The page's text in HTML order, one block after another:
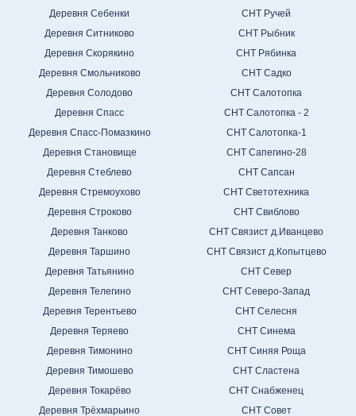
Деревня Себенки
Деревня Ситниково
Деревня Скорякино
Деревня Смольниково
Деревня Солодово
Деревня Спасс
Деревня Спасс-Помазкино
Деревня Становище
Деревня Стеблево
Деревня Стремоухово
Деревня Строково
Деревня Танково
Деревня Таршино
Деревня Татьянино
Деревня Телегино
Деревня Терентьево
Деревня Теряево
Деревня Тимонино
Деревня Тимошево
Деревня Токарёво
Деревня Трёхмарьино
СНТ Ручей
СНТ Рыбник
СНТ Рябинка
СНТ Садко
СНТ Салотопка
СНТ Салотопка - 2
СНТ Салотопка-1
СНТ Сапегино-28
СНТ Сапсан
СНТ Светотехника
СНТ Свиблово
СНТ Связист д.Иванцево
СНТ Связист д.Копытцево
СНТ Север
СНТ Северо-Запад
СНТ Селесня
СНТ Синема
СНТ Синяя Роща
СНТ Сластена
СНТ Снабженец
СНТ Совет